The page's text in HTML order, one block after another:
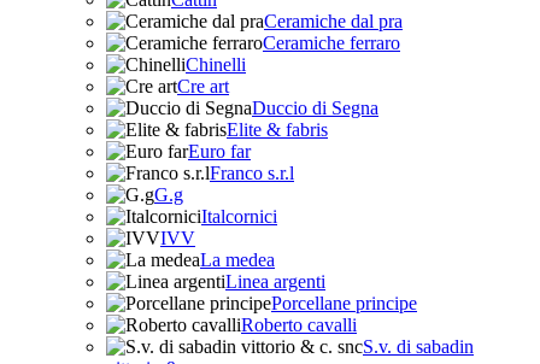
Ceramiche dal pra
Ceramiche ferraro
Chinelli
Cre art
Duccio di Segna
Elite & fabris
Euro far
Franco s.r.l
G.g
Italcornici
IVV
La medea
Linea argenti
Porcellane principe
Roberto cavalli
S.v. di sabadin